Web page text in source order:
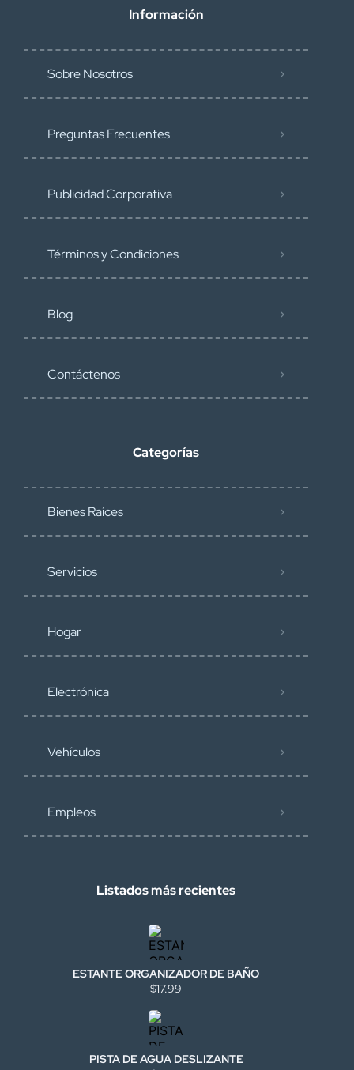
Información
Sobre Nosotros
Preguntas Frecuentes
Publicidad Corporativa
Términos y Condiciones
Blog
Contáctenos
Categorías
Bienes Raíces
Servicios
Hogar
Electrónica
Vehículos
Empleos
Listados más recientes
ESTANTE ORGANIZADOR DE BAÑO
$17.99
PISTA DE AGUA DESLIZANTE